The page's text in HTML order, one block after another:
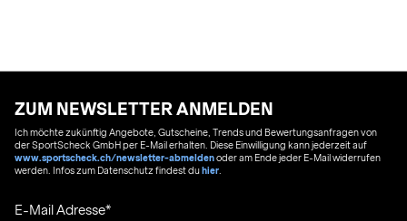
ZUM NEWSLETTER ANMELDEN
Ich möchte zukünftig Angebote, Gutscheine, Trends und Bewertungsanfragen von
der SportScheck GmbH per E-Mail erhalten. Diese Einwilligung kann jederzeit auf
www.sportscheck.ch/newsletter-abmeldenoder am Ende jeder E-Mail widerrufen
werden. Infos zum Datenschutz findest duhier
E-Mail Adresse